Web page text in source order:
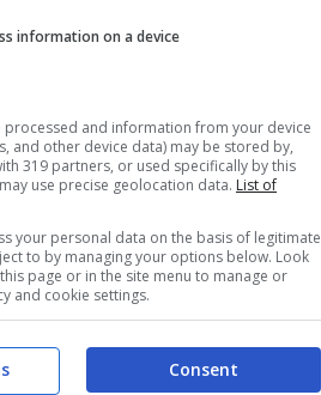
ilvaccino contro
information on a device
and information from your device
and other device data) may be stored by,
319 partners, or used specifically by this
use precise geolocation data. List of
your personal data on the basis of legitimate
to by managing your options below. Look
page or in the site menu to manage or
and cookie settings.
Consent